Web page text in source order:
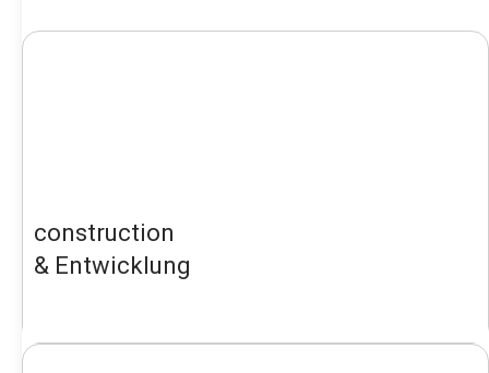
construction
& Entwicklung